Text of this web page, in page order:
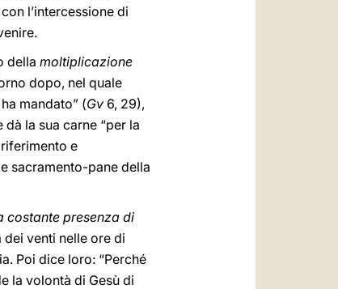
l’intercessione di
della moltiplicazione
dopo, nel quale
mandato” (Gv 6, 29),
la sua carne “per la
e
sacramento-pane della
costante presenza di
dei venti nelle ore di
Poi dice loro: “Perché
la volontà di Gesù di